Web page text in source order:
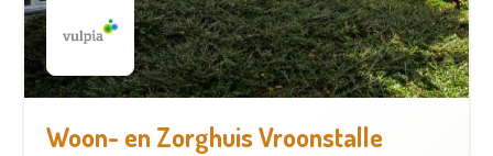
Woon- en Zorghuis Vroonstalle